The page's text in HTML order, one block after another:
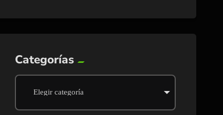
Categorías